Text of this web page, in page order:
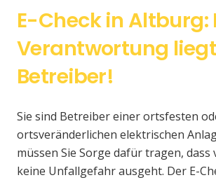
E-Check in Altburg:
Verantwortung
Betreiber!
Sie sind Betreiber einer ortsfesten
ortsveränderlichen elektrischen
müssen Sie Sorge dafür tragen, dass
keine Unfallgefahr ausgeht. Der E-